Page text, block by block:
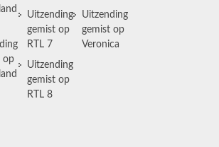
op
Uitzending
gemist op
RTL 7
Uitzending
gemist op
RTL 8
Uitzending
gemist op
Veronica